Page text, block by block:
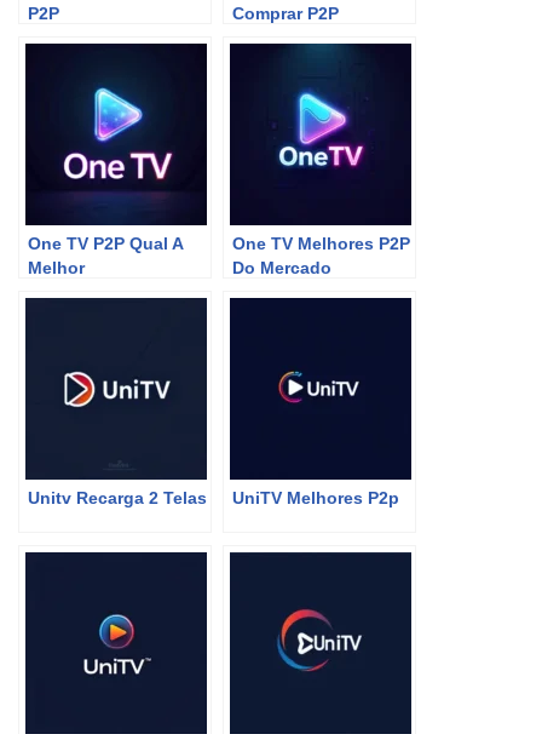
P2P
Comprar P2P
One TV P2P Qual A
Melhor
One TV Melhores P2P
Do Mercado
Unitv Recarga 2 Telas UniTV Melhores P2p